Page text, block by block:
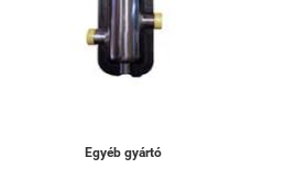
Egyéb gyártó